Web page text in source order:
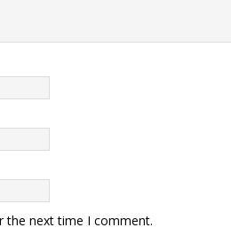
the next time I comment.